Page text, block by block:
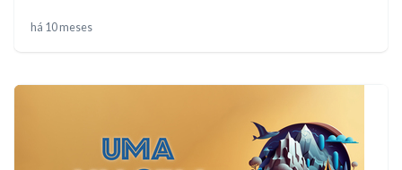
há 10 meses